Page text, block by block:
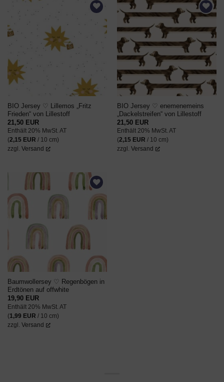
AUF DEN
WUNSCHZETTEL
BIO Jersey ♡ Lillemos „Fritz
Frieden“ von Lillestoff
21,50 EUR
Enthält 20% MwSt. AT
(2,15 EUR / 10 cm)
zzgl. Versand
AUF DEN
WUNSCHZETTEL
BIO Jersey ♡ enemenemeins
„Dackelstreifen“ von Lillestoff
21,50 EUR
Enthält 20% MwSt. AT
(2,15 EUR / 10 cm)
zzgl. Versand
AUF DEN
Baumwollersey ♡ Regenbögen in
Erdtönen auf offwhite
19,90 EUR
Enthält 20% MwSt. AT
(1,99 EUR / 10 cm)
zzgl. Versand